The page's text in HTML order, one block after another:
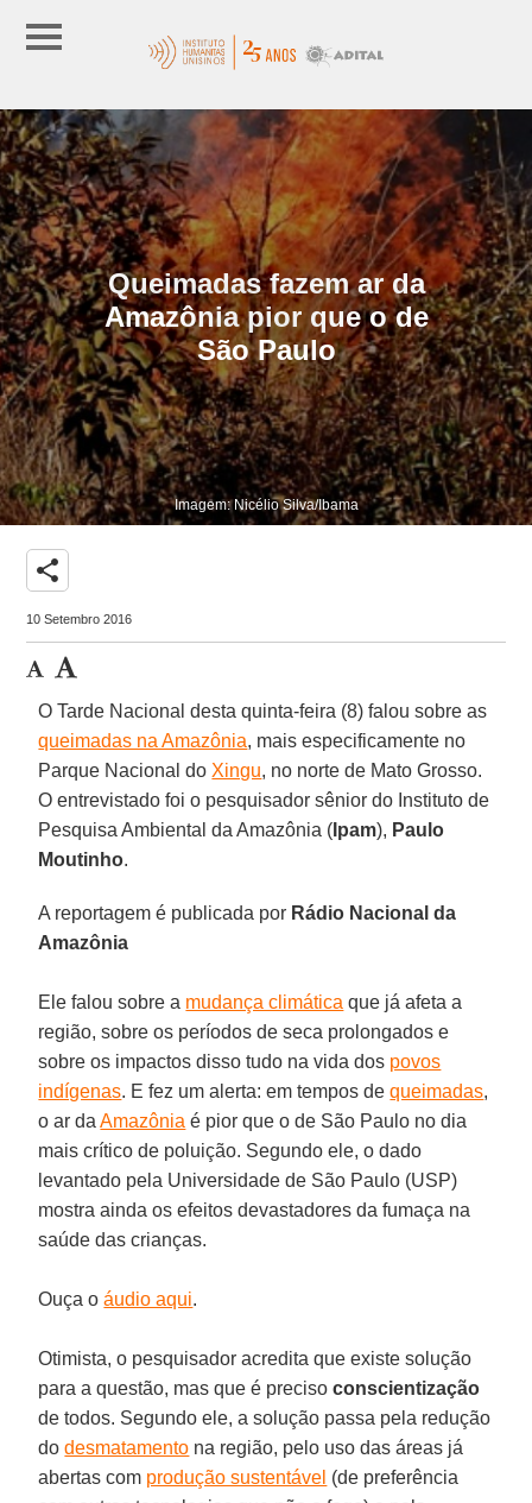
Queimadas fazem ar da
Amazônia pior que o de
São Paulo
Imagem: Nicélio Silva/Ibama
share
10 Setembro 2016
O Tarde Nacional desta quinta-feira (8) falou sobre as
queimadas na Amazônia, mais especificamente no
Parque Nacional do Xingu, no norte de Mato Grosso.
O entrevistado foi o pesquisador sênior do Instituto de
Pesquisa Ambiental da Amazônia ( Ipam), Paulo
Moutinho.
A reportagem é publicada por Rádio Nacional da
Amazônia
Ele falou sobre a mudança climática que já afeta a
região, sobre os períodos de seca prolongados e
sobre os impactos disso tudo na vida dos povos
indígenas. E fez um alerta: em tempos de queimadas,
o ar daAmazônia é pior que o de São Paulo no dia
mais crítico de poluição. Segundo ele, o dado
levantado pela Universidade de São Paulo (USP)
mostra ainda os efeitos devastadores da fumaça na
saúde das crianças.
Ouça oáudio aqui.
Otimista, o pesquisador acredita que existe solução
para a questão, mas que é precisoconscientização
de todos. Segundo ele, a solução passa pela redução
dodesmatamento na região, pelo uso das áreas já
abertas com produção sustentável (de preferência